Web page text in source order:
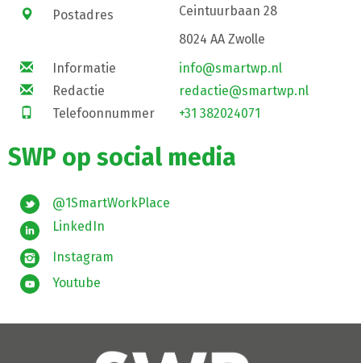
Postadres
Ceintuurbaan 28
8024 AA Zwolle
Informatie
info@smartwp.nl
Redactie
redactie@smartwp.nl
Telefoonnummer
+31 382024071
SWP op social media
@1SmartWorkPlace
LinkedIn
Instagram
Youtube